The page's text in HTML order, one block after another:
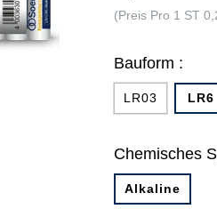
(Preis Pro 1 ST
Bauform :
LR03 LR6
Chemisches
Alkaline